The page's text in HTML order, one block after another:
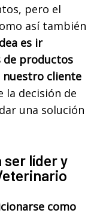
pero el
así también
es ir
de productos
nuestro cliente
la decisión de
una solución
ser líder y
como